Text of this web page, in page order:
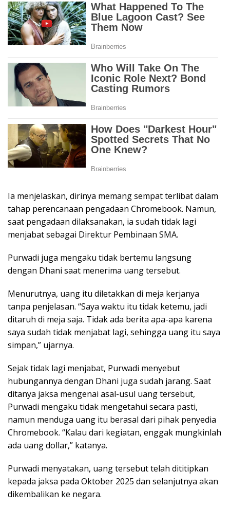
Ia menjelaskan, dirinya memang sempat terlibat dalam
tahap perencanaan pengadaan Chromebook. Namun,
saat pengadaan dilaksanakan, ia sudah tidak lagi
menjabat sebagai Direktur Pembinaan SMA.
Purwadi juga mengaku tidak bertemu langsung
dengan Dhani saat menerima uang tersebut.
Menurutnya, uang itu diletakkan di meja kerjanya
tanpa penjelasan. “Saya waktu itu tidak ketemu, jadi
ditaruh di meja saja. Tidak ada berita apa-apa karena
saya sudah tidak menjabat lagi, sehingga uang itu saya
simpan,” ujarnya.
Sejak tidak lagi menjabat, Purwadi menyebut
hubungannya dengan Dhani juga sudah jarang. Saat
ditanya jaksa mengenai asal-usul uang tersebut,
Purwadi mengaku tidak mengetahui secara pasti,
namun menduga uang itu berasal dari pihak penyedia
Chromebook. “Kalau dari kegiatan, enggak mungkinlah
ada uang dollar,” katanya.
Purwadi menyatakan, uang tersebut telah dititipkan
kepada jaksa pada Oktober 2025 dan selanjutnya akan
dikembalikan ke negara.